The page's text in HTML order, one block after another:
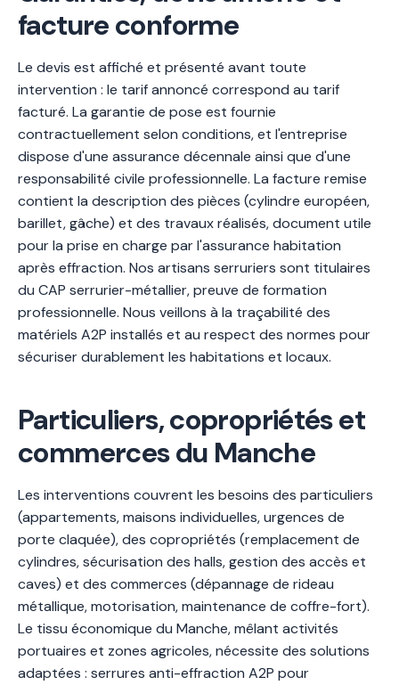
facture conforme
Le devis est affiché et présenté avant toute
intervention : le tarif annoncé correspond au tarif
facturé. La garantie de pose est fournie
contractuellement selon conditions, et l'entreprise
dispose d'une assurance décennale ainsi que d'une
responsabilité civile professionnelle. La facture remise
contient la description des pièces (cylindre européen,
barillet, gâche) et des travaux réalisés, document utile
pour la prise en charge par l'assurance habitation
après effraction. Nos artisans serruriers sont titulaires
du CAP serrurier-métallier, preuve de formation
professionnelle. Nous veillons à la traçabilité des
matériels A2P installés et au respect des normes pour
sécuriser durablement les habitations et locaux.
Particuliers, copropriétés et
commerces du Manche
Les interventions couvrent les besoins des particuliers
(appartements, maisons individuelles, urgences de
porte claquée), des copropriétés (remplacement de
cylindres, sécurisation des halls, gestion des accès et
caves) et des commerces (dépannage de rideau
métallique, motorisation, maintenance de coffre-fort).
Le tissu économique du Manche, mêlant activités
portuaires et zones agricoles, nécessite des solutions
adaptées : serrures anti-effraction A2P pour